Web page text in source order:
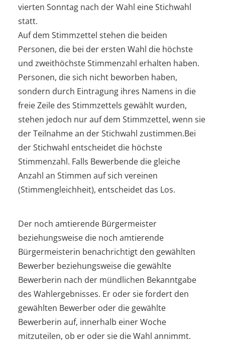
vierten Sonntag nach der Wahl eine Stichwahl
statt.
Auf dem Stimmzettel stehen die beiden
Personen, die bei der ersten Wahl die höchste
und zweithöchste Stimmenzahl erhalten haben.
Personen, die sich nicht beworben haben,
sondern durch Eintragung ihres Namens in die
freie Zeile des Stimmzettels gewählt wurden,
stehen jedoch nur auf dem Stimmzettel, wenn sie
der Teilnahme an der Stichwahl zustimmen.Bei
der Stichwahl entscheidet die höchste
Stimmenzahl. Falls Bewerbende die gleiche
Anzahl an Stimmen auf sich vereinen
(Stimmengleichheit), entscheidet das Los.
Der noch amtierende Bürgermeister
beziehungsweise die noch amtierende
Bürgermeisterin benachrichtigt den gewählten
Bewerber beziehungsweise die gewählte
Bewerberin nach der mündlichen Bekanntgabe
des Wahlergebnisses. Er oder sie fordert den
gewählten Bewerber oder die gewählte
Bewerberin auf, innerhalb einer Woche
mitzuteilen, ob er oder sie die Wahl annimmt.